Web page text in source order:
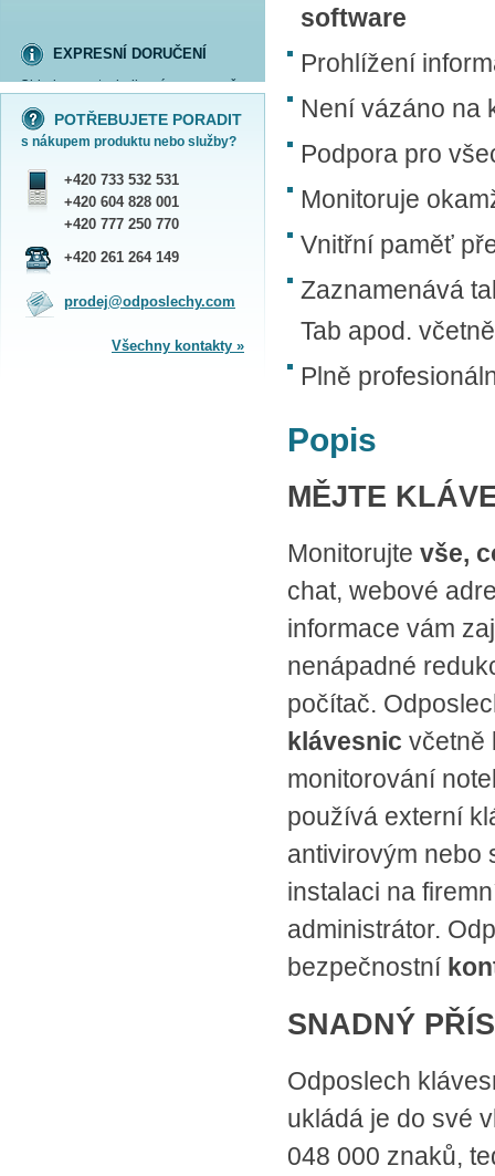
více informací »
EXPRESNÍ DORUČENÍ
Objednanou techniku vám expresně
Praha - DNES
ČR - ZÍTRA DO 17 HODIN
Dále zasíláme zboží Obchodním
balíkem České pošty nebo přepravní
službou PPL.
více informací »
SHOWROOM PRAHA
Náš sortiment si můžete
prohlédnout, vyzkoušet a zakoupit
Jsme zkušení odborníci a rádi vám s
více informací »
více informací »
POTŘEBUJETE PORADIT
s nákupem produktu nebo služby?
+420 733 532 531
+420 604 828 001
+420 777 250 770
+420 261 264 149
prodej@odposlechy.com
Všechny kontakty »
software
Prohlížení
Není vázáno na
Podpora pro
Monitoruje
Vnitřní paměť
Zaznamenává
Tab apod.
Plně
Popis
MĚJTE
Monitorujte vše,
chat, webové
informace vám
nenápadné
počítač.
klávesnic včetně
monitorování
používá externí
antivirovým nebo
instalaci na
administrátor.
bezpečnostní
SNADNÝ
Odposlech
ukládá je do své
048 000 znaků,